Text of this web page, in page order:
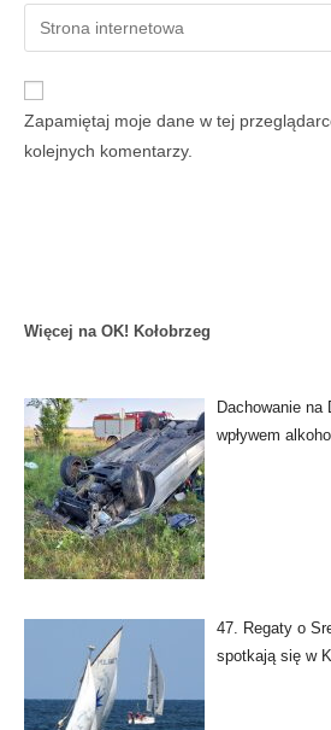
Zapamiętaj moje dane w tej
kolejnych komentarzy.
Więcej na OK! Kołobrzeg
Dachowanie na
wpływem
47. Regaty o
spotkają się w